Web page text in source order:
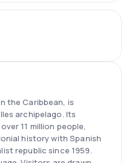
the Caribbean, is
archipelago. Its
11 million people,
history with Spanish
republic since 1959.